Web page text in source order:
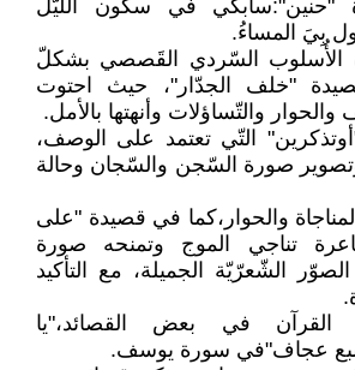
"حنين":سأبكي في سكون اللّيّل
بِيَ المساءُ.
الأُسلوب السّردي القَصصي بشكلّ
"خلف الجدّار"، حيث احتوت
والتّساؤلات وأنهتها بالأمل.
التّي تعتمد على الوصف،
صورة السّجن والسّجان وحالة
والحوار،كما في قصيدة "على
تناجي الموج وتمنحه صورة
الشّعرّيّة الجميلة، مع التأكيد
في بعض القصائد،"يا
عجاف"في سورة يوسف.